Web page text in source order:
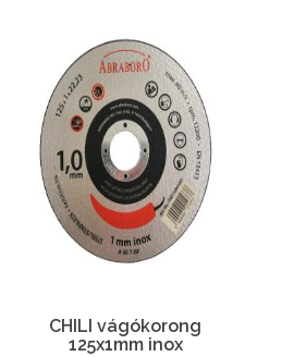
CHILI vágókorong
125x1mm inox